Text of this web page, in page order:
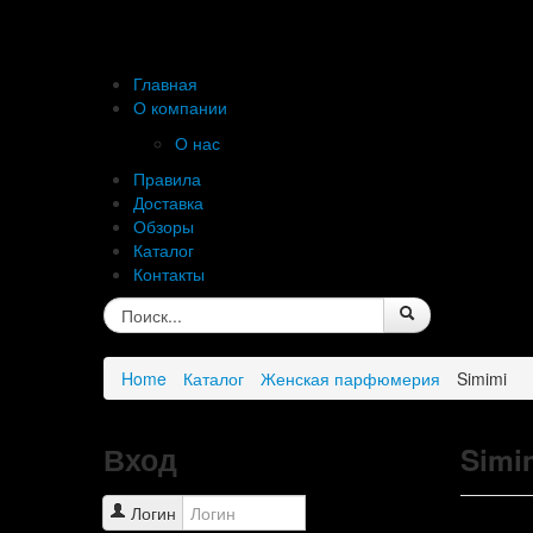
Главная
О компании
О нас
Правила
Доставка
Обзоры
Каталог
Контакты
Home Каталог Женская парфюмерия Simimi
Вход
Логин